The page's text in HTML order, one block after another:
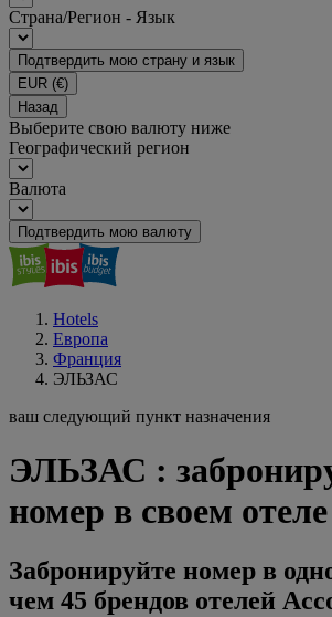
Страна/Регион - Язык
Подтвердить мою страну и язык
EUR (€)
Назад
Выберите свою валюту ниже
Географический регион
Валюта
Подтвердить мою валюту
Hotels
Европа
Франция
ЭЛЬЗАС
ваш следующий пункт назначения
ЭЛЬЗАС :
номер в своем отеле
Забронируйте номер в
чем 45 брендов отелей